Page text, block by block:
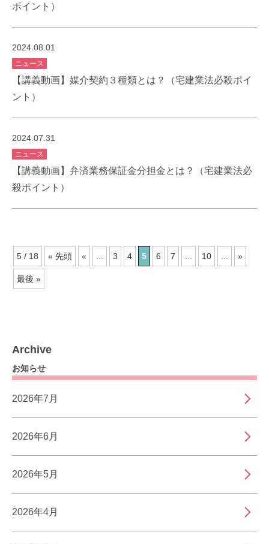
ポイント）
2024.08.01
ニュース
【講義動画】媒介契約３種類とは？（宅建業法必殺ポイ
ント）
2024.07.31
ニュース
【講義動画】弁済業務保証金分担金とは？（宅建業法必
殺ポイント）
5 / 18 « 先頭 « 3 4 5 6 7 10 »
最後 »
Archive
お知らせ
2026年7月
2026年6月
2026年5月
2026年4月